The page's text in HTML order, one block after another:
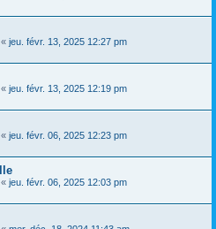
« jeu. févr. 13, 2025 12:27 pm
« jeu. févr. 13, 2025 12:19 pm
« jeu. févr. 06, 2025 12:23 pm
« jeu. févr. 06, 2025 12:03 pm